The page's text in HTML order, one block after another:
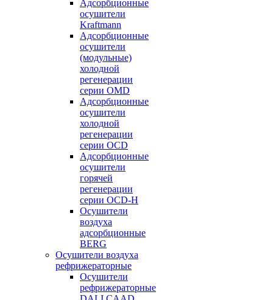
Адсорбционные
осушители
Kraftmann
Адсорбционные
осушители
(модульные)
холодной
регенерации
серии OMD
Адсорбционные
осушители
холодной
регенерации
серии OCD
Адсорбционные
осушители
горячей
регенерации
серии OСD-H
Осушители
воздуха
адсорбционные
BERG
Осушители воздуха
рефрижераторные
Осушители
рефрижераторные